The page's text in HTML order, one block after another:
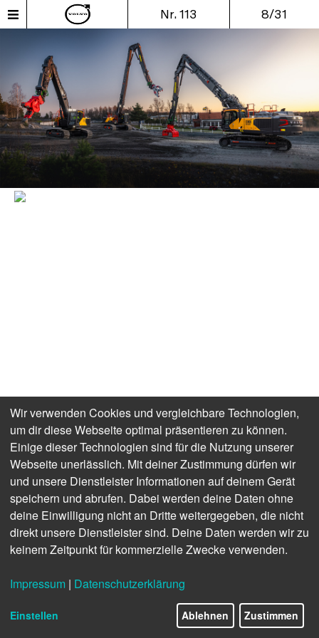
Nr. 113 8/31
Volvo EC300 Straight
Boom und Volvo
EC400 Straight Boom
Volvo EC400 High
Reach und Volvo
EC500 High Reach
Wir verwenden Cookies und vergleichbare Technologien,
um dir diese Webseite optimal präsentieren zu können.
Einige dieser Technologien sind für die Nutzung unserer
Webseite unerlässlich. Mit deiner Zustimmung dürfen wir
und unsere Dienstleister Informationen auf deinem Gerät
speichern und abrufen. Dabei werden deine Daten ohne
deine Einwilligung nicht an Dritte weitergegeben, die nicht
direkt unsere Dienstleister sind. Deine Daten werden wir zu
keinem Zeitpunkt für kommerzielle Zwecke verwenden.
Impressum | Datenschutzerklärung
Einstellen Ablehnen Zustimmen